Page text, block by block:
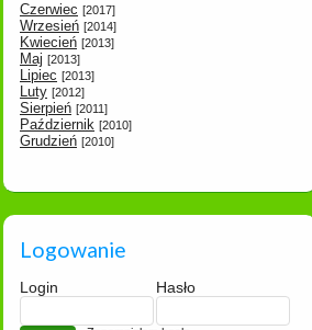
Czerwiec [2017]
Wrzesień [2014]
Kwiecień [2013]
Maj [2013]
Lipiec [2013]
Luty [2012]
Sierpień [2011]
Październik [2010]
Grudzień [2010]
Logowanie
Login Hasło